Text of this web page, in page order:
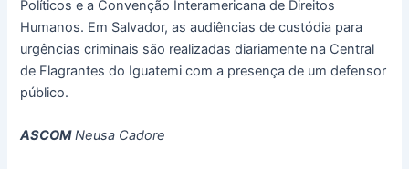
Políticos e a Convenção Interamericana de Direitos
Humanos. Em Salvador, as audiências de custódia para
urgências criminais são realizadas diariamente na Central
de Flagrantes do Iguatemi com a presença de um defensor
público.
ASCOMNeusa Cadore